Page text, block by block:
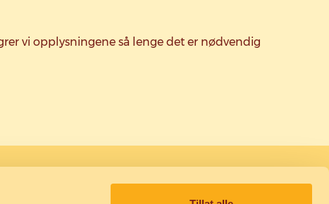
vi opplysningene så lenge det er nødvendig